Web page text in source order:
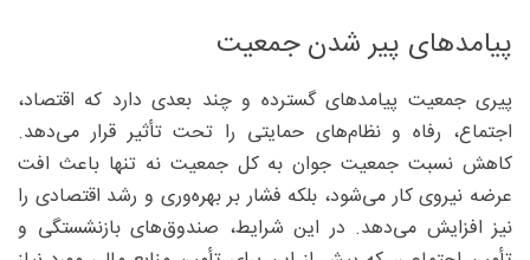
پیامدهای پیر شدن جمعیت
پیری جمعیت پیامدهای گسترده و چند بعدی دارد که اقتصاد،
اجتماع، رفاه و نظام‌های حمایتی را تحت تأثیر قرار می‌دهد.
کاهش نسبت جمعیت جوان به کل جمعیت نه تنها باعث افت
عرضه نیروی کار می‌شود، بلکه فشار بر بهره‌وری و رشد اقتصادی را
نیز افزایش می‌دهد. در این شرایط، صندوق‌های بازنشستگی و